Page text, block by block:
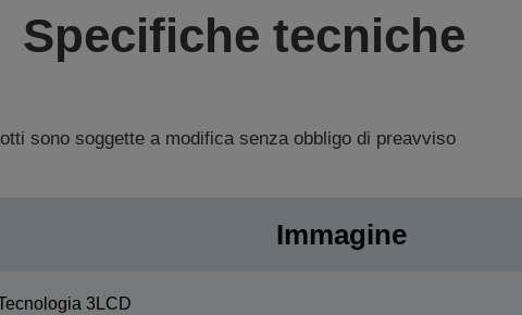
Specifiche tecniche
sono soggette a modifica senza obbligo di preavviso
3LCD
Immagine